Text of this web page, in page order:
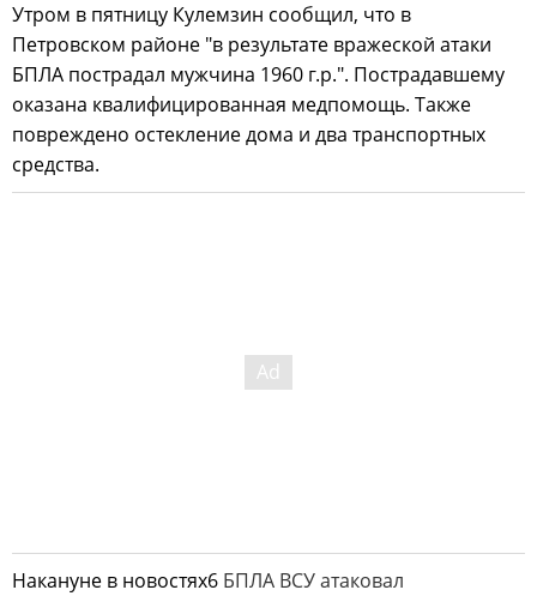
Утром в пятницу Кулемзин сообщил, что в
Петровском районе "в результате вражеской атаки
БПЛА пострадал мужчина 1960 г.р.". ️Пострадавшему
оказана квалифицированная медпомощь.️ Также
повреждено остекление дома и два транспортных
средства.
Накануне в новостях6 БПЛА ВСУ атаковал